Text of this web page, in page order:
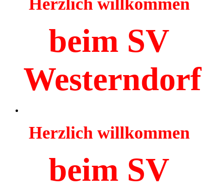
Herzlich willkommen
beim SV
Westerndorf
Herzlich willkommen
beim SV